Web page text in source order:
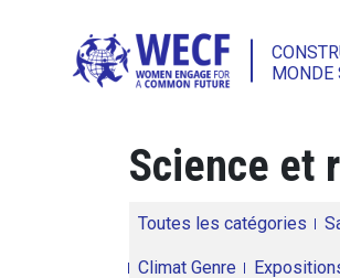
MONDE
Science et
Toutes les catégories
Climat Genre